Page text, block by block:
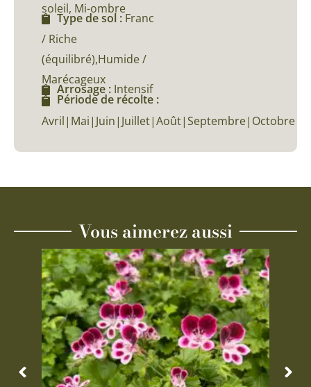
soleil, Mi-ombre
Type de sol : Franc
/ Riche
(équilibré),Humide /
Marécageux
Arrosage : Intensif
Période de récolte :
Avril|Mai|Juin|Juillet|Août|Septembre|Octobre
Vous aimerez aussi